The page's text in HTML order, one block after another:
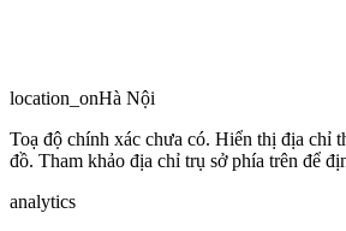
location_onHà Nội
Toạ độ chính xác chưa có. Hiển thị địa chỉ
đồ. Tham khảo địa chỉ trụ sở phía trên để
analytics